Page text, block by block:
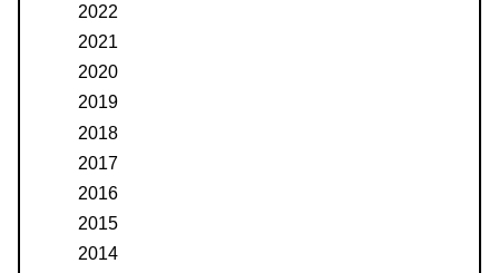
2022
2021
2020
2019
2018
2017
2016
2015
2014